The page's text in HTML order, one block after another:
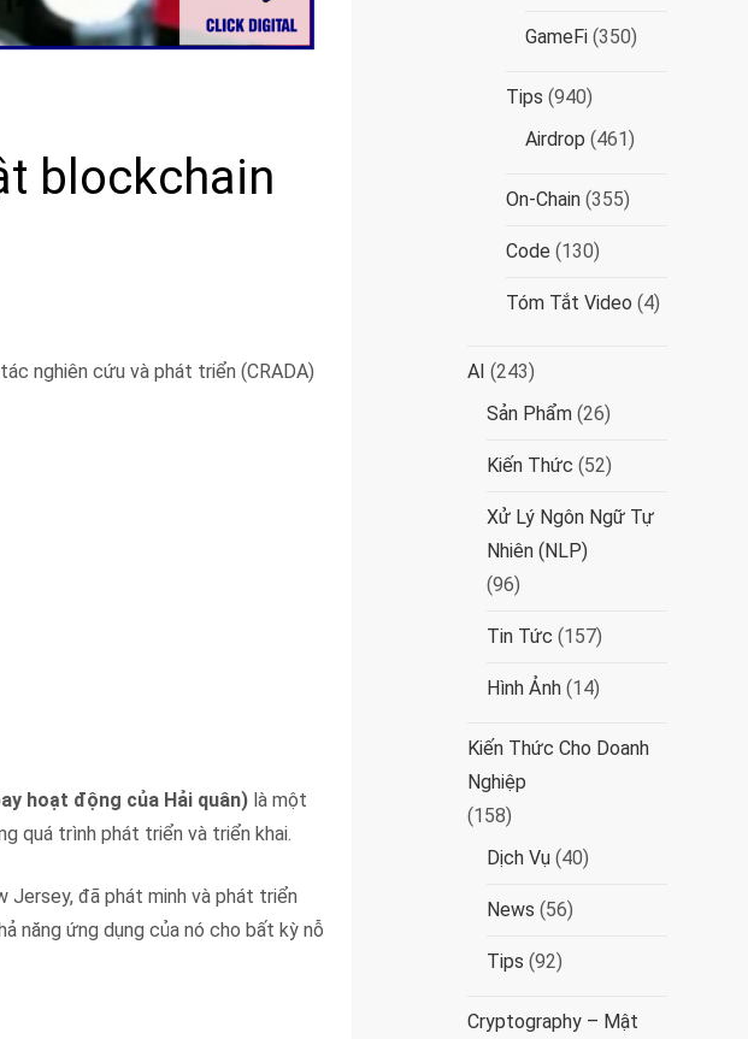
blockchain
nghiên cứu và phát triển (CRADA)
hoạt động của Hải quân) là một
quá trình phát triển và triển khai.
Jersey, đã phát minh và phát triển
năng ứng dụng của nó cho bất kỳ nỗ
GameFi (350)
Tips (940)
Airdrop (461)
On-Chain (355)
Code (130)
Tóm Tắt Video (4)
AI (243)
Sản Phẩm (26)
Kiến Thức (52)
Xử Lý Ngôn Ngữ Tự
Nhiên (NLP)
(96)
Tin Tức (157)
Hình Ảnh (14)
Kiến Thức Cho Doanh
Nghiệp
(158)
Dịch Vụ (40)
News (56)
Tips (92)
Cryptography – Mật